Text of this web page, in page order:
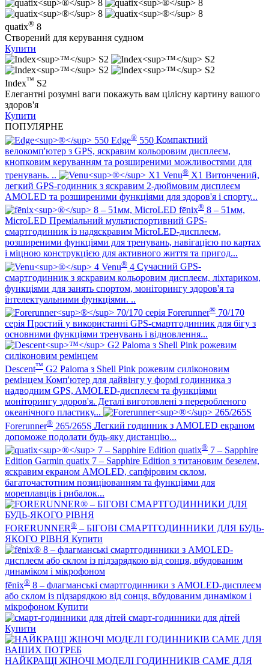
quatix® 8
Створений для керування судном
Купити
Index™ S2
Елегантні розумні ваги покажуть вам цілісну картину вашого
здоров'я
Купити
ПОПУЛЯРНЕ
Edge® 550 Компактний
велокомп'ютер з GPS, яскравим кольоровим дисплеєм,
кнопковим керуванням та розширеними можливостями для
тренувань. ..
Venu® X1 Витончений,
легкий GPS-годинник з яскравим 2-дюймовим дисплеєм
AMOLED та розширеними функціями для здоров'я і спорту...
fēnix® 8 – 51мм,
MicroLED Преміальний мультиспортивний GPS-
смартгодинник із надяскравим MicroLED-дисплеєм,
розширеними функціями для тренувань, навігацією по картах
і міцною конструкцією для активного життя та пригод...
Venu® 4 Сучасний GPS-
смартгодинник з яскравим кольоровим дисплеєм, ліхтариком,
функціями для занять спортом, моніторингу здоров'я та
інтелектуальними функціями. ..
Forerunner® 70/170
серія Простий у використанні GPS-смартгодинник для бігу з
основними функціями тренувань і відновлення...
Descent™ G2 Paloma з Shell Pink рожевим силіконовим
ремінцем Комп'ютер для дайвінгу у формі годинника з
надводним GPS, AMOLED-дисплеєм та функціями
моніторингу здоров'я. Деталі виготовлені з переробленого
океанічного пластику...
Forerunner® 265/265S Легкий годинник з AMOLED екраном
допоможе подолати будь-яку дистанцію...
quatix® 7 – Sapphire
Edition Garmin quatix 7 – Sapphire Edition з титановим безелем,
яскравим екраном AMOLED, сапфіровим склом,
багаточастотним позиціюванням та функціями для
мореплавців і рибалок...
FORERUNNER® – БІГОВІ СМАРТГОДИННИКИ ДЛЯ БУДЬ-
ЯКОГО РІВНЯ Купити
fēnix® 8 – флагманські смартгодинники з AMOLED-дисплеєм
або склом із підзарядкою від сонця, вбудованим динаміком і
мікрофоном Купити
смарт-годинники для дітей
Купити
НАЙКРАЩІ ЖІНОЧІ МОДЕЛІ ГОДИННИКІВ САМЕ ДЛЯ